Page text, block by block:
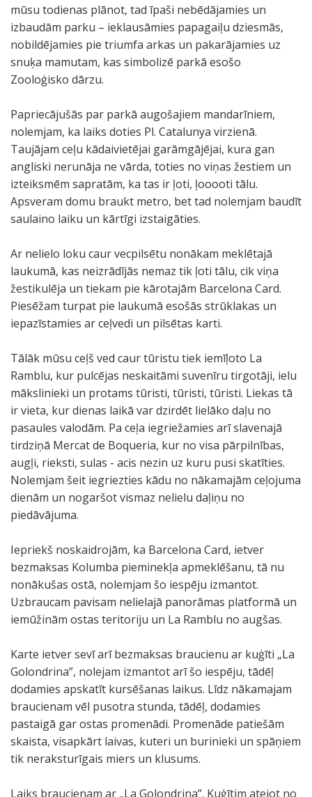
mūsu todienas plānot, tad īpaši nebēdājamies un
izbaudām parku – ieklausāmies papagaiļu dziesmās,
nobildējamies pie triumfa arkas un pakarājamies uz
snuķa mamutam, kas simbolizē parkā esošo
Zooloģisko dārzu.
Papriecājušās par parkā augošajiem mandarīniem,
nolemjam, ka laiks doties Pl. Catalunya virzienā.
Taujājam ceļu kādaivietējai garāmgājējai, kura gan
angliski nerunāja ne vārda, toties no viņas žestiem un
izteiksmēm sapratām, ka tas ir ļoti, ļooooti tālu.
Apsveram domu braukt metro, bet tad nolemjam baudīt
saulaino laiku un kārtīgi izstaigāties.
Ar nelielo loku caur vecpilsētu nonākam meklētajā
laukumā, kas neizrādījās nemaz tik ļoti tālu, cik viņa
žestikulēja un tiekam pie kārotajām Barcelona Card.
Piesēžam turpat pie laukumā esošās strūklakas un
iepazīstamies ar ceļvedi un pilsētas karti.
Tālāk mūsu ceļš ved caur tūristu tiek iemīļoto La
Ramblu, kur pulcējas neskaitāmi suvenīru tirgotāji, ielu
mākslinieki un protams tūristi, tūristi, tūristi. Liekas tā
ir vieta, kur dienas laikā var dzirdēt lielāko daļu no
pasaules valodām. Pa ceļa iegriežamies arī slavenajā
tirdziņā Mercat de Boqueria, kur no visa pārpilnības,
augļi, rieksti, sulas - acis nezin uz kuru pusi skatīties.
Nolemjam šeit iegriezties kādu no nākamajām ceļojuma
dienām un nogaršot vismaz nelielu daļiņu no
piedāvājuma.
Iepriekš noskaidrojām, ka Barcelona Card, ietver
bezmaksas Kolumba pieminekļa apmeklēšanu, tā nu
nonākušas ostā, nolemjam šo iespēju izmantot.
Uzbraucam pavisam nelielajā panorāmas platformā un
iemūžinām ostas teritoriju un La Ramblu no augšas.
Karte ietver sevī arī bezmaksas braucienu ar kuģīti „La
Golondrina”, nolejam izmantot arī šo iespēju, tādēļ
dodamies apskatīt kursēšanas laikus. Līdz nākamajam
braucienam vēl pusotra stunda, tādēļ, dodamies
pastaigā gar ostas promenādi. Promenāde patiešām
skaista, visapkārt laivas, kuteri un burinieki un spāņiem
tik neraksturīgais miers un klusums.
Laiks braucienam ar „La Golondrina”. Kuģītim atejot no